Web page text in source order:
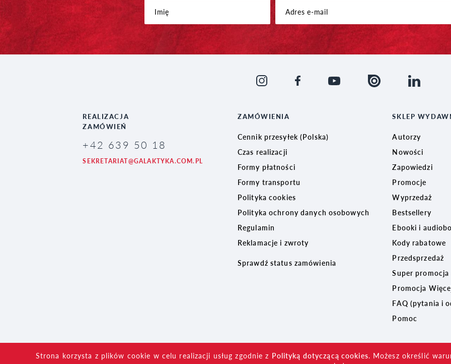
REALIZACJA
ZAMÓWIEŃ
+42 639 50 18
SEKRETARIAT@GALAKTYKA.COM.PL
ZAMÓWIENIA
Cennik przesyłek (Polska)
Czas realizacji
Formy płatności
Formy transportu
Polityka cookies
Polityka ochrony danych osobowych
Regulamin
Reklamacje i zwroty
Sprawdź status zamówienia
SKLEP
Autorzy
Nowości
Zapowiedzi
Promocje
Wyprzedaż
Bestsellery
Ebooki i
Kody rabatowe
Przedsprzedaż
Super promocja
Promocja
FAQ (pytania i
Pomoc
© 2019 Galaktyka. Wszelkie prawa zastrzeżone.
Strona korzysta z plików cookie w celu realizacji usług zgodnie z Polityką dotyczącą cookies. Możesz określić